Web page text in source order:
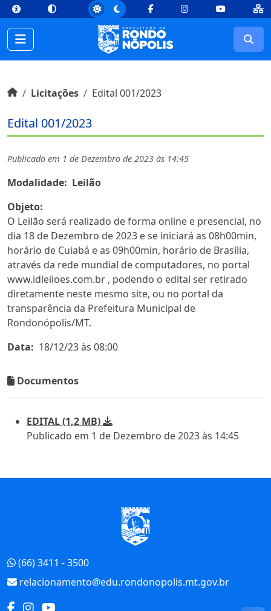
topConteúdo [1] Menu Principal [2] Busca [3] Rodapé [4]
FacebookInstagramYoutube
Início do conteúdo
InícioLicitações Edital 001/2023
Edital 001/2023
Publicado em 1 de Dezembro de 2023 às 14:45
Modalidade: Leilão
Objeto:
O Leilão será realizado de forma online e presencial, no
dia 18 de Dezembro de 2023 e se iniciará as 08h00min,
horário de Cuiabá e as 09h00min, horário de Brasília,
através da rede mundial de computadores, no portal
www.idleiloes.com.br , podendo o edital ser retirado
diretamente neste mesmo site, ou no portal da
transparência da Prefeitura Municipal de
Rondonópolis/MT.
Data: 18/12/23 às 08:00
Documentos
EDITAL (1,2 MB)
Publicado em 1 de Dezembro de 2023 às 14:45
(66) 3411 - 3500
relacionamento@edu.rondonopolis.mt.gov.br